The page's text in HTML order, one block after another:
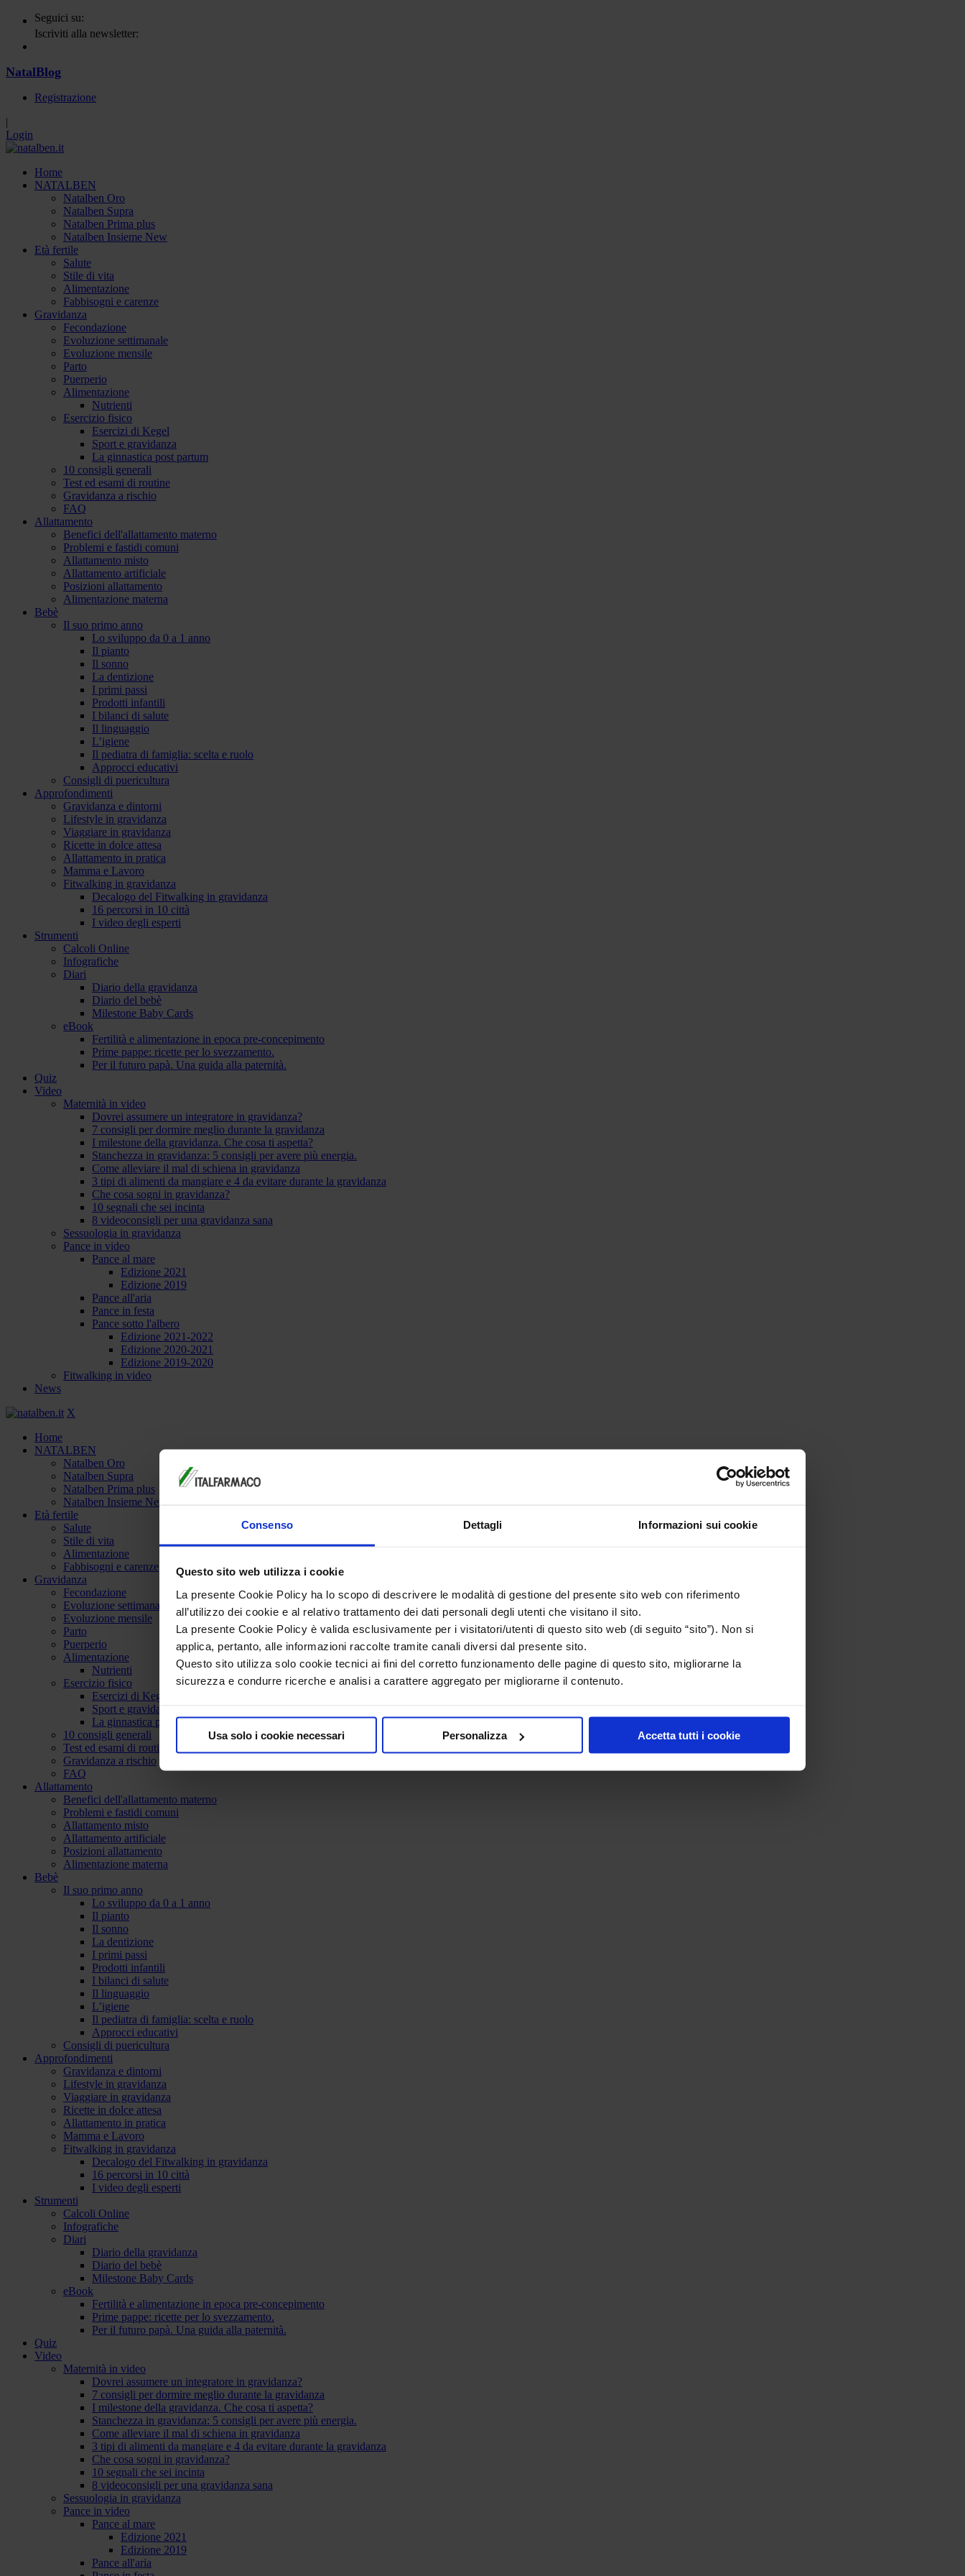
Consenso Dettagli Informazioni sui cookie
Questo sito web utilizza i cookie
La presente Cookie Policy ha lo scopo di descrivere le modalità di gestione del presente sito web con riferimento
all’utilizzo dei cookie e al relativo trattamento dei dati personali degli utenti che visitano il sito.
La presente Cookie Policy è valida esclusivamente per i visitatori/utenti di questo sito web (di seguito “sito”). Non si
applica, pertanto, alle informazioni raccolte tramite canali diversi dal presente sito.
Questo sito utilizza solo cookie tecnici ai fini del corretto funzionamento delle pagine di questo sito, migliorarne la
sicurezza e condurre ricerche e analisi a carattere aggregato per migliorarne il contenuto.
Usa solo i cookie necessari Personalizza Accetta tutti i cookie
Seguici su:
Iscriviti alla newsletter:
NatalBlog
Registrazione
|
Login
Home
NATALBEN
Natalben Oro
Natalben Supra
Natalben Prima plus
Natalben Insieme New
Età fertile
Salute
Stile di vita
Alimentazione
Fabbisogni e carenze
Gravidanza
Fecondazione
Evoluzione settimanale
Evoluzione mensile
Parto
Puerperio
Alimentazione
Nutrienti
Esercizio fisico
Esercizi di Kegel
Sport e gravidanza
La ginnastica post partum
10 consigli generali
Test ed esami di routine
Gravidanza a rischio
FAQ
Allattamento
Benefici dell'allattamento materno
Problemi e fastidi comuni
Allattamento misto
Allattamento artificiale
Posizioni allattamento
Alimentazione materna
Bebè
Il suo primo anno
Lo sviluppo da 0 a 1 anno
Il pianto
Il sonno
La dentizione
I primi passi
Prodotti infantili
I bilanci di salute
Il linguaggio
L’igiene
Il pediatra di famiglia: scelta e ruolo
Approcci educativi
Consigli di puericultura
Approfondimenti
Gravidanza e dintorni
Lifestyle in gravidanza
Viaggiare in gravidanza
Ricette in dolce attesa
Allattamento in pratica
Mamma e Lavoro
Fitwalking in gravidanza
Decalogo del Fitwalking in gravidanza
16 percorsi in 10 città
I video degli esperti
Strumenti
Calcoli Online
Infografiche
Diari
Diario della gravidanza
Diario del bebè
Milestone Baby Cards
eBook
Fertilità e alimentazione in epoca pre-concepimento
Prime pappe: ricette per lo svezzamento.
Per il futuro papà. Una guida alla paternità.
Quiz
Video
Maternità in video
Dovrei assumere un integratore in gravidanza?
7 consigli per dormire meglio durante la gravidanza
I milestone della gravidanza. Che cosa ti aspetta?
Stanchezza in gravidanza: 5 consigli per avere più energia.
Come alleviare il mal di schiena in gravidanza
3 tipi di alimenti da mangiare e 4 da evitare durante la gravidanza
Che cosa sogni in gravidanza?
10 segnali che sei incinta
8 videoconsigli per una gravidanza sana
Sessuologia in gravidanza
Pance in video
Pance al mare
Edizione 2021
Edizione 2019
Pance all'aria
Pance in festa
Pance sotto l'albero
Edizione 2021-2022
Edizione 2020-2021
Edizione 2019-2020
Fitwalking in video
News
X
Home
NATALBEN
Natalben Oro
Natalben Supra
Natalben Prima plus
Natalben Insieme New
Età fertile
Salute
Stile di vita
Alimentazione
Fabbisogni e carenze
Gravidanza
Fecondazione
Evoluzione settimanale
Evoluzione mensile
Parto
Puerperio
Alimentazione
Nutrienti
Esercizio fisico
Esercizi di Kegel
Sport e gravidanza
La ginnastica post partum
10 consigli generali
Test ed esami di routine
Gravidanza a rischio
FAQ
Allattamento
Benefici dell'allattamento materno
Problemi e fastidi comuni
Allattamento misto
Allattamento artificiale
Posizioni allattamento
Alimentazione materna
Bebè
Il suo primo anno
Lo sviluppo da 0 a 1 anno
Il pianto
Il sonno
La dentizione
I primi passi
Prodotti infantili
I bilanci di salute
Il linguaggio
L’igiene
Il pediatra di famiglia: scelta e ruolo
Approcci educativi
Consigli di puericultura
Approfondimenti
Gravidanza e dintorni
Lifestyle in gravidanza
Viaggiare in gravidanza
Ricette in dolce attesa
Allattamento in pratica
Mamma e Lavoro
Fitwalking in gravidanza
Decalogo del Fitwalking in gravidanza
16 percorsi in 10 città
I video degli esperti
Strumenti
Calcoli Online
Infografiche
Diari
Diario della gravidanza
Diario del bebè
Milestone Baby Cards
eBook
Fertilità e alimentazione in epoca pre-concepimento
Prime pappe: ricette per lo svezzamento.
Per il futuro papà. Una guida alla paternità.
Quiz
Video
Maternità in video
Dovrei assumere un integratore in gravidanza?
7 consigli per dormire meglio durante la gravidanza
I milestone della gravidanza. Che cosa ti aspetta?
Stanchezza in gravidanza: 5 consigli per avere più energia.
Come alleviare il mal di schiena in gravidanza
3 tipi di alimenti da mangiare e 4 da evitare durante la gravidanza
Che cosa sogni in gravidanza?
10 segnali che sei incinta
8 videoconsigli per una gravidanza sana
Sessuologia in gravidanza
Pance in video
Pance al mare
Edizione 2021
Edizione 2019
Pance all'aria